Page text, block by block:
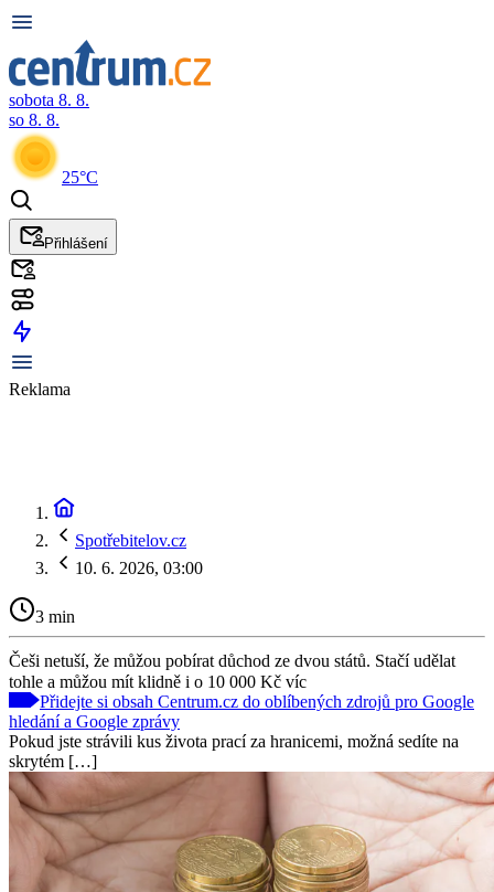
sobota 8. 8.
so 8. 8.
25°C
Přihlášení
Reklama
Spotřebitelov.cz
10. 6. 2026, 03:00
3 min
Češi netuší, že můžou pobírat důchod ze dvou států. Stačí udělat
tohle a můžou mít klidně i o 10 000 Kč víc
Přidejte si obsah Centrum.cz do oblíbených zdrojů pro Google
hledání a Google zprávy
Pokud jste strávili kus života prací za hranicemi, možná sedíte na
skrytém […]